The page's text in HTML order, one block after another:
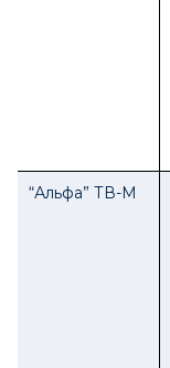
“Альфа” ТВ-М